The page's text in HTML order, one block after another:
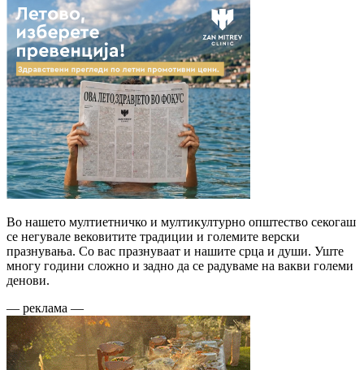
Во нашето мултиетничко и мултикултурно општество секогаш
се негувале вековитите традиции и големите верски
празнувања. Со вас празнуваат и нашите срца и души. Уште
многу години сложно и задно да се радуваме на вакви големи
денови.
— реклама —